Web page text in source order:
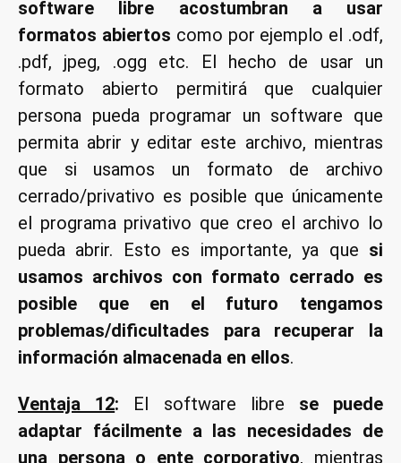
software libre acostumbran a usar
formatos abiertos como por ejemplo el .odf,
.pdf, jpeg, .ogg etc. El hecho de usar un
formato abierto permitirá que cualquier
persona pueda programar un software que
permita abrir y editar este archivo, mientras
que si usamos un formato de archivo
cerrado/privativo es posible que únicamente
el programa privativo que creo el archivo lo
pueda abrir. Esto es importante, ya que si
usamos archivos con formato cerrado es
posible que en el futuro tengamos
problemas/dificultades para recuperar la
información almacenada en ellos.
Ventaja 12: El software libre se puede
adaptar fácilmente a las necesidades de
una persona o ente corporativo, mientras